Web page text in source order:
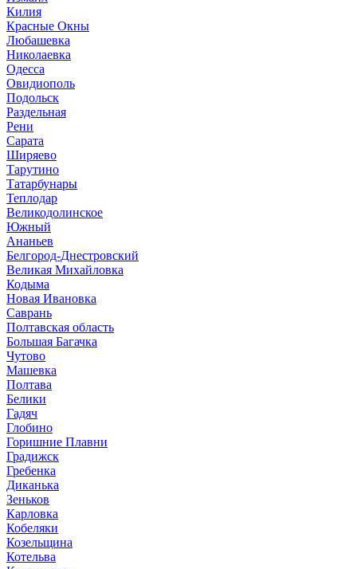
Килия
Красные Окны
Любашевка
Николаевка
Одесса
Овидиополь
Подольск
Раздельная
Рени
Сарата
Ширяево
Тарутино
Татарбунары
Теплодар
Великодолинское
Южный
Ананьев
Белгород-Днестровский
Великая Михайловка
Кодыма
Новая Ивановка
Саврань
Полтавская область
Большая Багачка
Чутово
Машевка
Полтава
Белики
Гадяч
Глобино
Горишние Плавни
Градижск
Гребенка
Диканька
Зеньков
Карловка
Кобеляки
Козельщина
Котельва